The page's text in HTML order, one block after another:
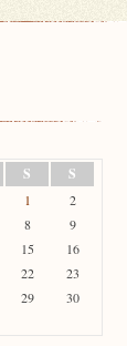
S S
1
2
8
9
15
16
22
23
29
30